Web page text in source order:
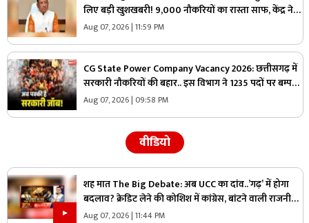
लिए बड़ी खुशखबरी! 9,000 नौकरियों का रास्ता साफ, केंद्र ने
दी मेगा प्रोजेक्ट को मंजूरी
Aug 07, 2026 | 11:59 PM
CG State Power Company Vacancy 2026: छत्तीसगढ़ में
सरकारी नौकरियों की बहार.. इस विभाग ने 1235 पदों पर बम्पर
भर्ती, डाटा एंट्री ऑपरेटर के ही 400 पद
Aug 07, 2026 | 09:58 PM
वीडियो
शह मात The Big Debate: अब UCC का दांव..’गढ़’ में होगा
बदलाव? क्रेडिट लेने की कोशिश में कांग्रेस, बांटने वाली राजनीति
पर क्या है सरकार का जवाब?
Aug 07, 2026 | 11:44 PM